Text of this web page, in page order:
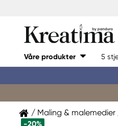
Våre produkter 5
Maling & malemedier
-20%